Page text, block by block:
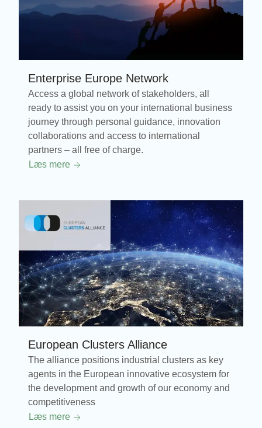
Enterprise Europe Network
Access a global network of stakeholders, all
ready to assist you on your international business
journey through personal guidance, innovation
collaborations and access to international
partners – all free of charge.
Læs mere
European Clusters Alliance
The alliance positions industrial clusters as key
agents in the European innovative ecosystem for
the development and growth of our economy and
competitiveness
Læs mere